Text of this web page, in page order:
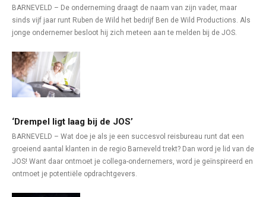
BARNEVELD – De onderneming draagt de naam van zijn vader, maar
sinds vijf jaar runt Ruben de Wild het bedrijf Ben de Wild Productions. Als
jonge ondernemer besloot hij zich meteen aan te melden bij de JOS.
‘Drempel ligt laag bij de JOS’
BARNEVELD – Wat doe je als je een succesvol reisbureau runt dat een
groeiend aantal klanten in de regio Barneveld trekt? Dan word je lid van de
JOS! Want daar ontmoet je collega-ondernemers, word je geïnspireerd en
ontmoet je potentiële opdrachtgevers.